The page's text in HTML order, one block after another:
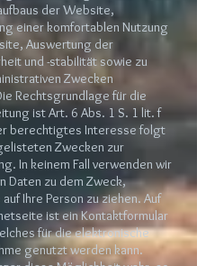
der Website,
einer komfortablen Nutzung
Auswertung der
und -stabilität sowie zu
Zwecken
Rechtsgrundlage für die
ist Art. 6 Abs. 1 S. 1 lit. f
berechtigtes Interesse folgt
Zwecken zur
In keinem Fall verwenden wir
Daten zu dem Zweck,
Ihre Person zu ziehen. Auf
ist ein Kontaktformular
für die elektronische
genutzt werden kann.